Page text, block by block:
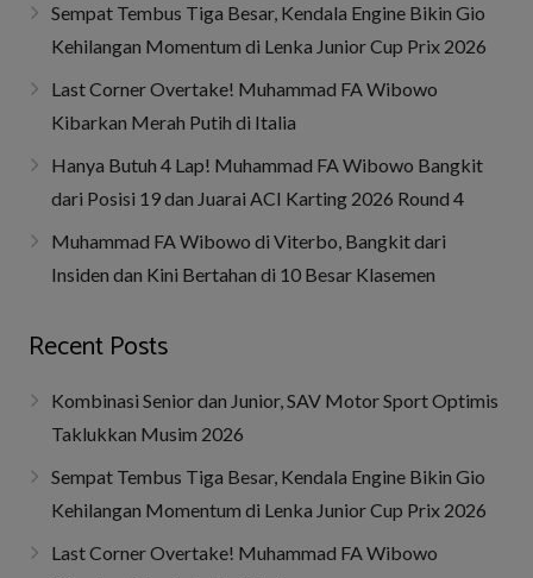
Sempat Tembus Tiga Besar, Kendala Engine Bikin Gio
Kehilangan Momentum di Lenka Junior Cup Prix 2026
Last Corner Overtake! Muhammad FA Wibowo
Kibarkan Merah Putih di Italia
Hanya Butuh 4 Lap! Muhammad FA Wibowo Bangkit
dari Posisi 19 dan Juarai ACI Karting 2026 Round 4
Muhammad FA Wibowo di Viterbo, Bangkit dari
Insiden dan Kini Bertahan di 10 Besar Klasemen
Recent Posts
Kombinasi Senior dan Junior, SAV Motor Sport Optimis
Taklukkan Musim 2026
Sempat Tembus Tiga Besar, Kendala Engine Bikin Gio
Kehilangan Momentum di Lenka Junior Cup Prix 2026
Last Corner Overtake! Muhammad FA Wibowo